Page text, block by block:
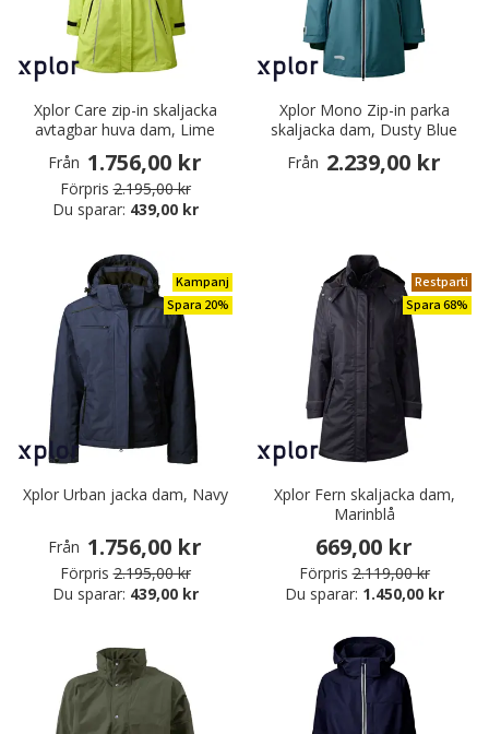
Xplor Care zip-in skaljacka
avtagbar huva dam, Lime
Från 1.756,00 kr
Förpris 2.195,00 kr
Du sparar: 439,00 kr
Xplor Mono Zip-in parka
skaljacka dam, Dusty Blue
Från 2.239,00 kr
Kampanj
Spara 20%
Xplor Urban jacka dam, Navy
Från 1.756,00 kr
Förpris 2.195,00 kr
Du sparar: 439,00 kr
Restparti
Spara 68%
Xplor Fern skaljacka dam,
Marinblå
669,00 kr
Förpris 2.119,00 kr
Du sparar: 1.450,00 kr